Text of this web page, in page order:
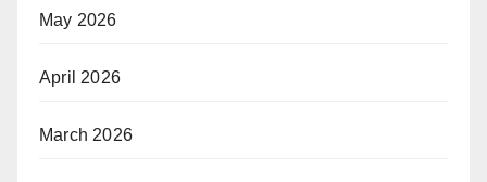
May 2026
April 2026
March 2026